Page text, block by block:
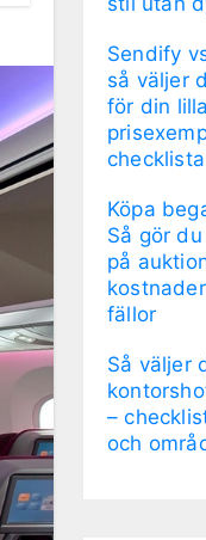
Sendify
så väljer
för din
checklista
Köpa
Så gör
på
fällor
Så väljer
–
och